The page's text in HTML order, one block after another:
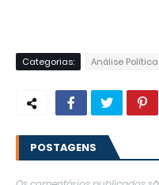
Categorias: Análise Política
POSTAGENS